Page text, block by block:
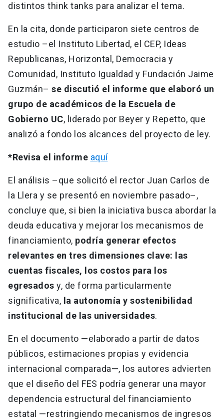
distintos think tanks para analizar el tema.
En la cita, donde participaron siete centros de
estudio –el Instituto Libertad, el CEP, Ideas
Republicanas, Horizontal, Democracia y
Comunidad, Instituto Igualdad y Fundación Jaime
Guzmán– se discutió el informe que elaboró un
grupo de académicos de la Escuela de
Gobierno UC, liderado por Beyer y Repetto, que
analizó a fondo los alcances del proyecto de ley.
*Revisa el informe aquí
El análisis –que solicitó el rector Juan Carlos de
la Llera y se presentó en noviembre pasado–,
concluye que, si bien la iniciativa busca abordar la
deuda educativa y mejorar los mecanismos de
financiamiento, podría generar efectos
relevantes en tres dimensiones clave: las
cuentas fiscales, los costos para los
egresados y, de forma particularmente
significativa, la autonomía y sostenibilidad
institucional de las universidades.
En el documento —elaborado a partir de datos
públicos, estimaciones propias y evidencia
internacional comparada—, los autores advierten
que el diseño del FES podría generar una mayor
dependencia estructural del financiamiento
estatal —restringiendo mecanismos de ingresos